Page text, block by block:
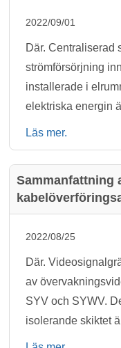
2022/09/01
Där. Centraliserad
strömförsörjning
installerade i
elektriska energin
Läs mer.
Sammanfattning
2022/08/25
Där.
av
SYV och SYWV.
isolerande skiktet